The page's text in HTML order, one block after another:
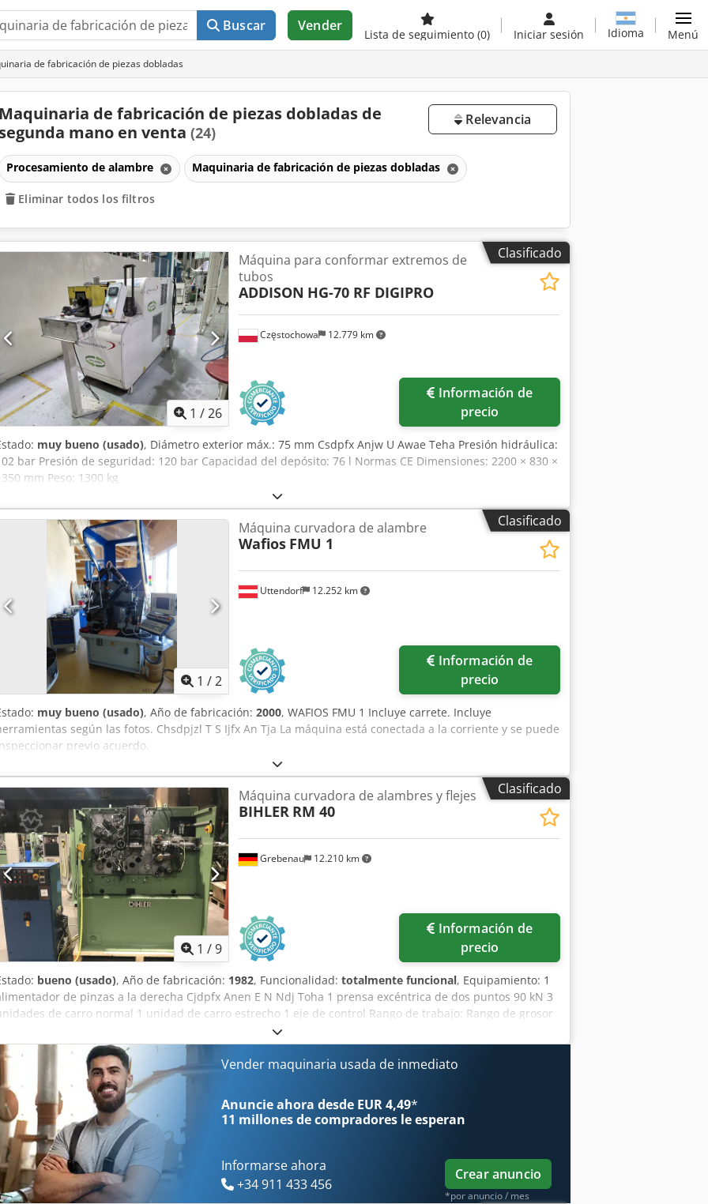
Buscar Vender
Lista de seguimiento (0) Iniciar sesión Idioma Menú
de fabricación de piezas dobladas
Maquinaria de fabricación de piezas dobladas de
segunda mano en venta (24)
Relevancia
Procesamiento de alambre Maquinaria de fabricación de piezas dobladas
Eliminar todos los filtros
Clasificado
1 /26
Częstochowa 12.779 km
Máquina para conformar extremos de
tubos
ADDISON HG-70 RF DIGIPRO
precio
muy bueno (usado), Diámetro exterior máx.: 75 mm Csdpfx Anjw U Awae Teha Presión hidráulica:
bar Presión de seguridad: 120 bar Capacidad del depósito: 76 l Normas CE Dimensiones: 2200 × 830 ×
mm Peso: 1300 kg
Clasificado
Pedir más fotos
1 /2
Uttendorf 12.252 km
Máquina curvadora de alambre
Wafios FMU 1
precio
muy bueno (usado), Año de fabricación: 2000, WAFIOS FMU 1 Incluye carrete. Incluye
según las fotos. Chsdpjzl T S Ijfx An Tja La máquina está conectada a la corriente y se puede
previo acuerdo.
Clasificado
1 /9
Grebenau 12.210 km
Máquina curvadora de alambres y flejes
BIHLER RM 40
precio
bueno (usado), Año de fabricación: 1982, Funcionalidad: totalmente funcional, Equipamiento: 1
de pinzas a la derecha Cjdpfx Anen E N Ndj Toha 1 prensa excéntrica de dos puntos 90 kN 3
de carro normal 1 unidad de carro estrecho 1 eje de control Rango de trabajo: Rango de grosor
del alambre: 0,5 - 4,0 mm Ancho de banda: hasta 60 mm Longitud de avance: hasta 270 mm Producción:
350/min
Vender maquinaria usada de inmediato
Anuncie ahora desde EUR 4,49*
11 millones de compradores le esperan
Informarse ahora
+34 911 433 456
Crear anuncio
*por anuncio / mes